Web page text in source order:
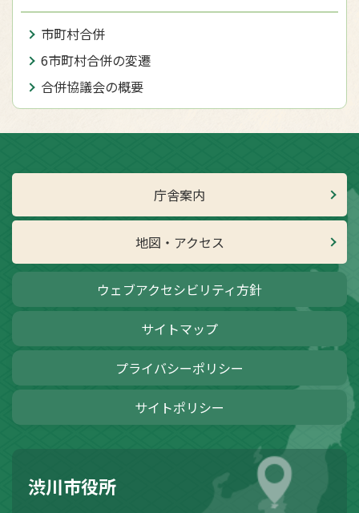
市町村合併
6市町村合併の変遷
合併協議会の概要
庁舎案内
地図・アクセス
ウェブアクセシビリティ方針
サイトマップ
プライバシーポリシー
サイトポリシー
渋川市役所